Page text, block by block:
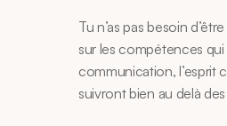
Tu n’as pas besoin
sur les compétences
communication, l’esprit
suivront bien au delà